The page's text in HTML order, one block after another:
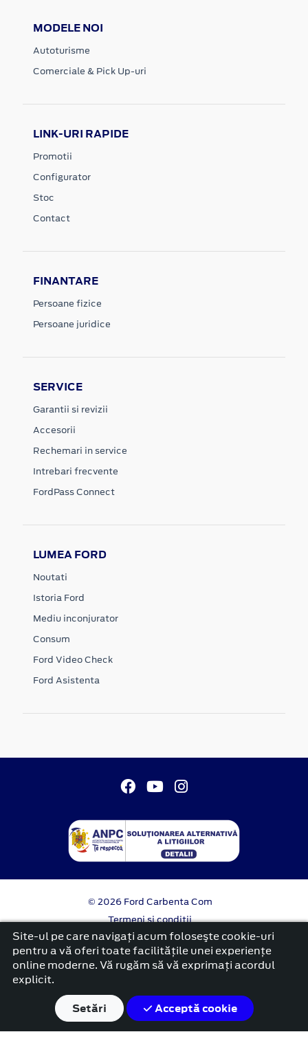
MODELE NOI
Autoturisme
Comerciale & Pick Up-uri
LINK-URI RAPIDE
Promotii
Configurator
Stoc
Contact
FINANTARE
Persoane fizice
Persoane juridice
SERVICE
Garantii si revizii
Accesorii
Rechemari in service
Intrebari frecvente
FordPass Connect
LUMEA FORD
Noutati
Istoria Ford
Mediu inconjurator
Consum
Ford Video Check
Ford Asistenta
© 2026 Ford Carbenta Com
Termeni si conditii
Confidentialitate
Politica cookies
platformă dezvoltată de Workleto
Site-ul pe care navigați acum foloseşte cookie-uri
pentru a vă oferi toate facilitățile unei experiențe
online moderne. Vă rugăm să vă exprimați acordul
explicit.
Setări
Acceptă cookie